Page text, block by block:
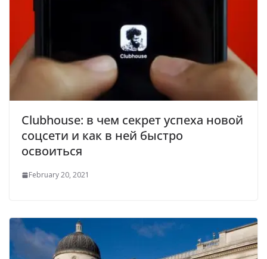
Clubhouse: в чем секрет успеха новой
соцсети и как в ней быстро
освоиться
February 20, 2021